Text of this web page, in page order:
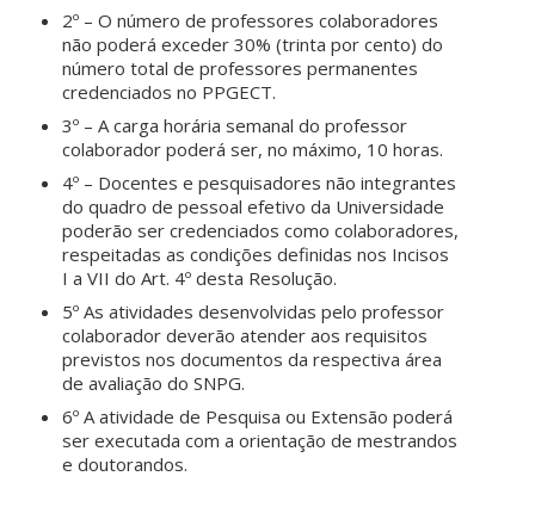
2º – O número de professores colaboradores
não poderá exceder 30% (trinta por cento) do
número total de professores permanentes
credenciados no PPGECT.
3º – A carga horária semanal do professor
colaborador poderá ser, no máximo, 10 horas.
4º – Docentes e pesquisadores não integrantes
do quadro de pessoal efetivo da Universidade
poderão ser credenciados como colaboradores,
respeitadas as condições definidas nos Incisos
I a VII do Art. 4º desta Resolução.
5º As atividades desenvolvidas pelo professor
colaborador deverão atender aos requisitos
previstos nos documentos da respectiva área
de avaliação do SNPG.
6º A atividade de Pesquisa ou Extensão poderá
ser executada com a orientação de mestrandos
e doutorandos.